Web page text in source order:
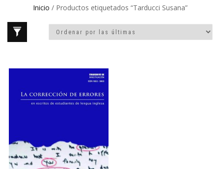
Inicio / Productos etiquetados “Tarducci Susana”